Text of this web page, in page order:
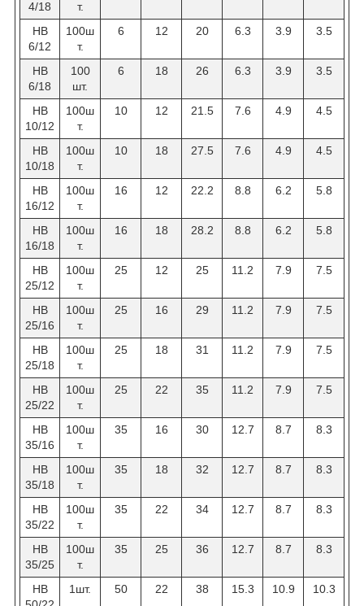
4/18
т.
НВ
6/12
100ш
т.
6 12 20 6.3 3.9 3.5
HB
6/18
100
шт.
6 18 26 6.3 3.9 3.5
НВ
10/12
100ш
т.
10 12 21.5 7.6 4.9 4.5
НВ
10/18
100ш
т.
10 18 27.5 7.6 4.9 4.5
НВ
16/12
100ш
т.
16 12 22.2 8.8 6.2 5.8
НВ
16/18
100ш
т.
16 18 28.2 8.8 6.2 5.8
НВ
25/12
100ш
т.
25 12 25 11.2 7.9 7.5
НВ
25/16
100ш
т.
25 16 29 11.2 7.9 7.5
НВ
25/18
100ш
т.
25 18 31 11.2 7.9 7.5
НВ
25/22
100ш
т.
25 22 35 11.2 7.9 7.5
НВ
35/16
100ш
т.
35 16 30 12.7 8.7 8.3
НВ
35/18
100ш
т.
35 18 32 12.7 8.7 8.3
НВ
35/22
100ш
т.
35 22 34 12.7 8.7 8.3
HB
35/25
100ш
т.
35 25 36 12.7 8.7 8.3
НВ
1шт. 50 22 38 15.3 10.9 10.3